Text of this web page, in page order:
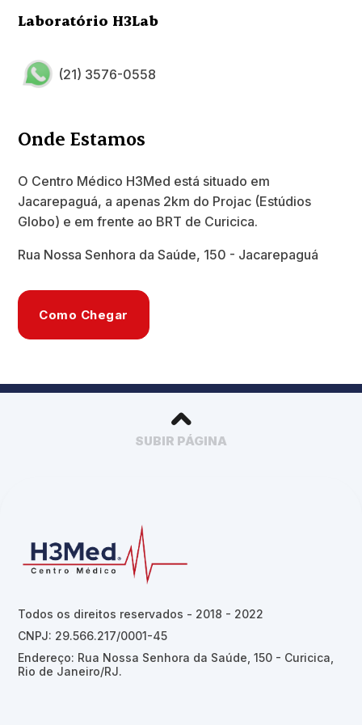
Laboratório H3Lab
(21) 3576-0558
Onde Estamos
O Centro Médico H3Med está situado em
Jacarepaguá, a apenas 2km do Projac (Estúdios
Globo) e em frente ao BRT de Curicica.
Rua Nossa Senhora da Saúde, 150 - Jacarepaguá
Como Chegar
SUBIR PÁGINA
Todos os direitos reservados - 2018 - 2022
CNPJ: 29.566.217/0001-45
Endereço: Rua Nossa Senhora da Saúde, 150 - Curicica,
Rio de Janeiro/RJ.